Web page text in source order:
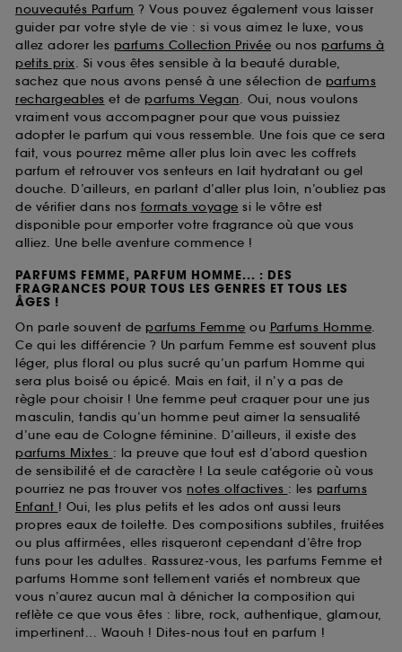
nouveautés Parfum ? Vous pouvez également vous laisser
guider par votre style de vie : si vous aimez le luxe, vous
allez adorer les parfums Collection Privée ou nos parfums à
petits prix. Si vous êtes sensible à la beauté durable,
sachez que nous avons pensé à une sélection de parfums
rechargeables et de parfums Vegan. Oui, nous voulons
vraiment vous accompagner pour que vous puissiez
adopter le parfum qui vous ressemble. Une fois que ce sera
fait, vous pourrez même aller plus loin avec les coffrets
parfum et retrouver vos senteurs en lait hydratant ou gel
douche. D’ailleurs, en parlant d’aller plus loin, n’oubliez pas
de vérifier dans nos formats voyage si le vôtre est
disponible pour emporter votre fragrance où que vous
alliez. Une belle aventure commence !
PARFUMS FEMME, PARFUM HOMME... : DES
FRAGRANCES POUR TOUS LES GENRES ET TOUS LES
ÂGES !
On parle souvent de parfums Femme ou Parfums Homme.
Ce qui les différencie ? Un parfum Femme est souvent plus
léger, plus floral ou plus sucré qu’un parfum Homme qui
sera plus boisé ou épicé. Mais en fait, il n’y a pas de
règle pour choisir ! Une femme peut craquer pour une jus
masculin, tandis qu’un homme peut aimer la sensualité
d’une eau de Cologne féminine. D’ailleurs, il existe des
parfums Mixtes : la preuve que tout est d’abord question
de sensibilité et de caractère ! La seule catégorie où vous
pourriez ne pas trouver vos notes olfactives : les parfums
Enfant ! Oui, les plus petits et les ados ont aussi leurs
propres eaux de toilette. Des compositions subtiles, fruitées
ou plus affirmées, elles risqueront cependant d’être trop
funs pour les adultes. Rassurez-vous, les parfums Femme et
parfums Homme sont tellement variés et nombreux que
vous n’aurez aucun mal à dénicher la composition qui
reflète ce que vous êtes : libre, rock, authentique, glamour,
impertinent... Waouh ! Dites-nous tout en parfum !